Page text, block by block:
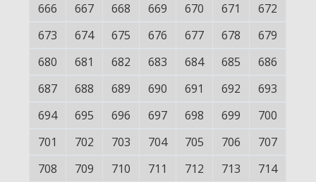
666
667 668 669 670 671
672
673
674 675 676 677 678
679
680
681 682 683 684 685
686
687
688 689 690 691 692
693
694
695 696 697 698 699
700
701
702 703 704 705 706
707
708
709 710 711 712 713
714